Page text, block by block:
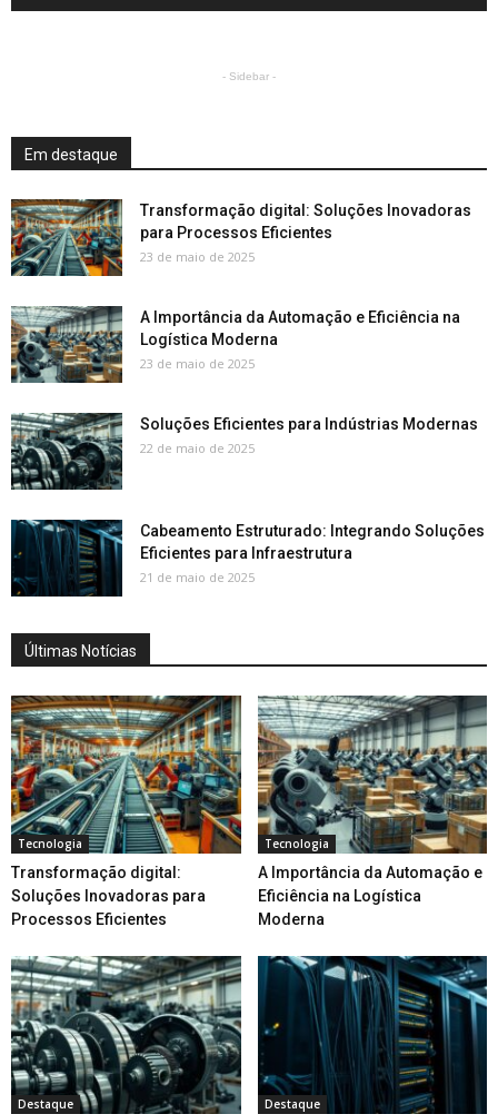
- Sidebar -
Em destaque
Transformação digital: Soluções Inovadoras
para Processos Eficientes
23 de maio de 2025
A Importância da Automação e Eficiência na
Logística Moderna
23 de maio de 2025
Soluções Eficientes para Indústrias Modernas
22 de maio de 2025
Cabeamento Estruturado: Integrando Soluções
Eficientes para Infraestrutura
21 de maio de 2025
Últimas Notícias
Tecnologia
Transformação digital:
Soluções Inovadoras para
Processos Eficientes
Tecnologia
A Importância da Automação e
Eficiência na Logística
Moderna
Destaque Destaque